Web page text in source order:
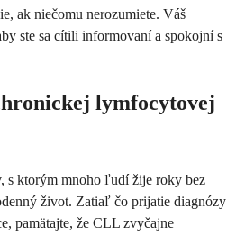
ak niečomu nerozumiete. Váš
ste sa cítili informovaní a spokojní s
lymfocytovej
s ktorým mnoho ľudí žije roky bez
život. Zatiaľ čo prijatie diagnózy
pamätajte, že CLL zvyčajne